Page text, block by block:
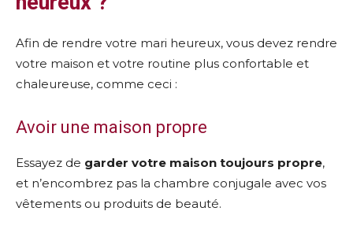
Afin de rendre votre mari heureux, vous devez rendre
votre maison et votre routine plus confortable et
chaleureuse, comme ceci :
Avoir une maison propre
Essayez de garder votre maison toujours propre,
et n’encombrez pas la chambre conjugale avec vos
vêtements ou produits de beauté.